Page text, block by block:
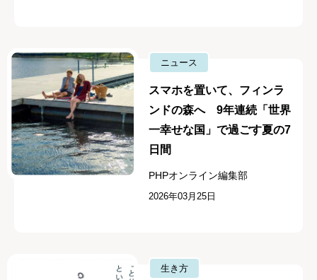
ニュース
スマホを置いて、フィンラ
ンドの森へ 9年連続「世界
一幸せな国」で過ごす夏の7
日間
PHPオンライン編集部
2026年03月25日
生き方